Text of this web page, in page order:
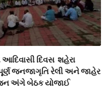
દિવસ શહેરા
જનજાગૃતિ રેલી અને જાહેર
અંગે બેઠક યોજાઈ